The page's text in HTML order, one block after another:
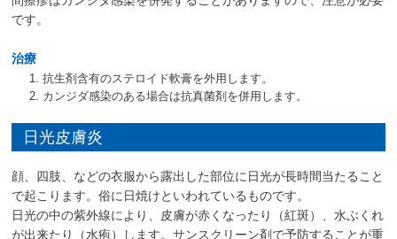
です。
治療
抗生剤含有のステロイド軟膏を外用します。
カンジダ感染のある場合は抗真菌剤を併用します。
日光皮膚炎
顔、四肢、などの衣服から露出した部位に日光が長時間当たること
で起こります。俗に日焼けといわれているものです。
日光の中の紫外線により、皮膚が赤くなったり（紅斑）、水ぶくれ
が出来たり（水疱）します。サンスクリーン剤で予防することが重